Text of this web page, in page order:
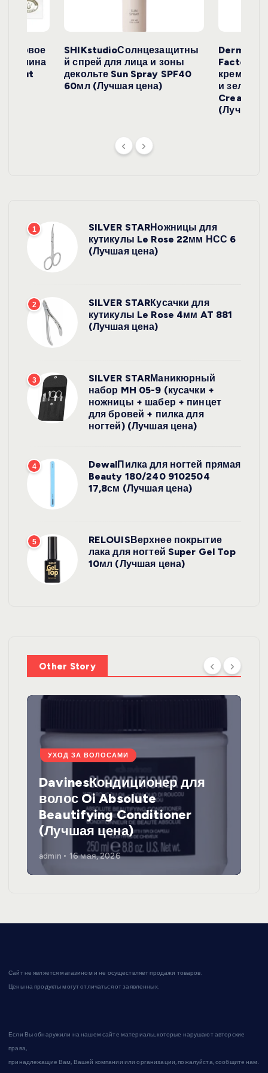
с
е
й
жасмина
SHIKstudioСолнцезащитны
й спрей для лица и зоны
декольте Sun Spray SPF40
60мл (Лучшая цена)
Derma
крем с
и
Cream
(Лучшая
1
SILVER STARНожницы для
кутикулы Le Rose 22мм НСС 6
(Лучшая цена)
2
SILVER STARКусачки для
кутикулы Le Rose 4мм AT 881
(Лучшая цена)
3
SILVER STARМаникюрный
набор MH 05-9 (кусачки +
ножницы + шабер + пинцет
для бровей + пилка для
ногтей) (Лучшая цена)
4
DewalПилка для ногтей прямая
Beauty 180/240 9102504
17,8см (Лучшая цена)
5
RELOUISВерхнее покрытие
лака для ногтей Super Gel Top
10мл (Лучшая цена)
Other Story
УХОД ЗА ВОЛОСАМИ
DavinesКондиционер для
волос Oi Absolute
Beautifying Conditioner
(Лучшая цена)
admin 16 мая, 2026
Сайт не является магазином и не осуществляет продажи товаров.
Цены на продукты могут отличаться от заявленных.
Если Вы обнаружили на нашем сайте материалы, которые нарушают авторские
права,
принадлежащие Вам, Вашей компании или организации, пожалуйста, сообщите нам.